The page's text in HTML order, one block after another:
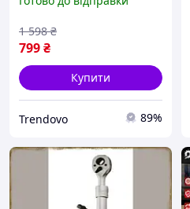
встановлення коліс
ванадію 1/2"
799₴
1 598 ₴
Купити
Trendovo 89%